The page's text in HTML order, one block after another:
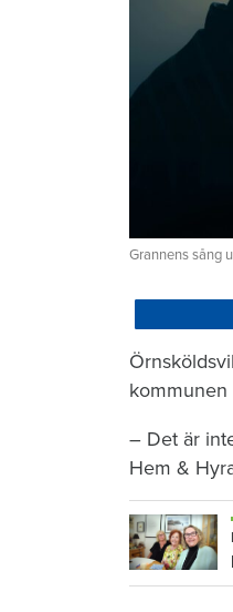
Grannens sång
kommunen
– Det är
Hem &